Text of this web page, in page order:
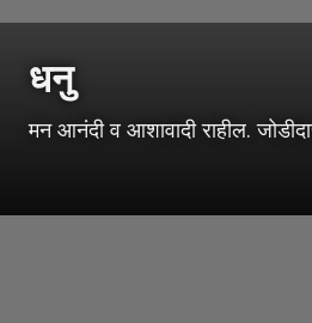
धनु
मन आनंदी व आशावादी राहील.